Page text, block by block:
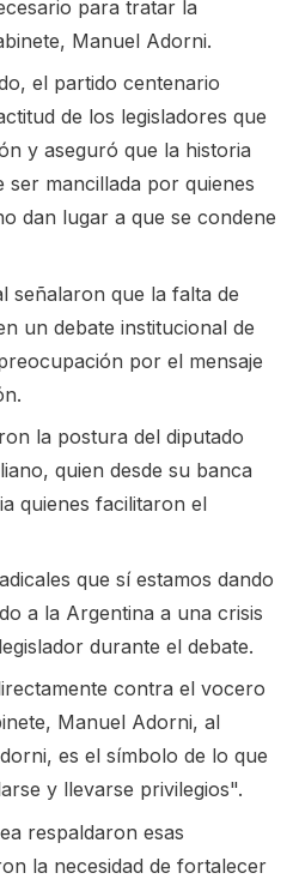
para tratar la
Manuel Adorni.
el partido centenario
de los legisladores que
y aseguró que la historia
mancillada por quienes
dan lugar a que se condene
señalaron que la falta de
un debate institucional de
por el mensaje
la postura del diputado
quien desde su banca
quienes facilitaron el
que sí estamos dando
a la Argentina a una crisis
durante el debate.
contra el vocero
Manuel Adorni, al
es el símbolo de lo que
y llevarse privilegios".
respaldaron esas
la necesidad de fortalecer